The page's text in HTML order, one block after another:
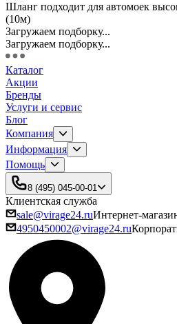
Шланг подходит для автомоек
(10м)
Загружаем подборку...
Загружаем подборку...
Каталог
Акции
Бренды
Услуги и сервис
Блог
Компания
Информация
Помощь
8 (495) 045-00-01
Клиентская служба
sale@virage24.ruИнтернет-
4950450002@virage24.ru